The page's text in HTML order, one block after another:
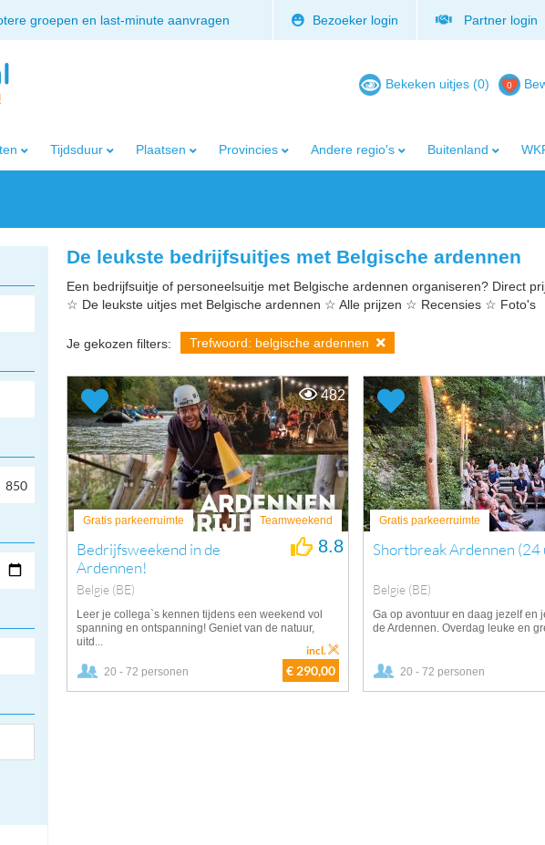
groepen en last-minute aanvragen Bezoeker login Partner login
Bekeken uitjes (0)
Tijdsduur Plaatsen Provincies Andere regio's Buitenland
De leukste bedrijfsuitjes met Belgische ardennen
Een bedrijfsuitje of personeelsuitje met Belgische ardennen organiseren? Direct
☆ De leukste uitjes met Belgische ardennen ☆ Alle prijzen ☆ Recensies ☆ Foto's
Je gekozen filters: Trefwoord: belgische ardennen
Gratis parkeerruimte Teamweekend
Bedrijfsweekend in de
Ardennen!
Belgie (BE)
8.8
Leer je collega`s kennen tijdens een weekend vol
spanning en ontspanning! Geniet van de natuur,
uitd...
20 - 72 personen € 290,00
incl.
482
Gratis parkeerruimte
Shortbreak Ardennen (24
Belgie (BE)
Ga op avontuur en daag jezelf en
de Ardennen. Overdag leuke en
20 - 72 personen